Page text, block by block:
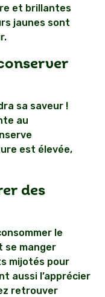
et brillantes
jaunes sont
sa saveur !
au
est élevée,
des
le
se manger
mijotés pour
aussi l’apprécier
retrouver